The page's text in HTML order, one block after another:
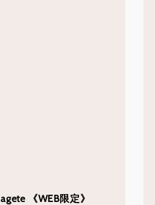
agete 《WEB限定》